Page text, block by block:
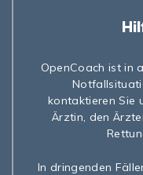
OpenCoach ist in
kontaktieren Sie
Ärztin, den
In dringenden